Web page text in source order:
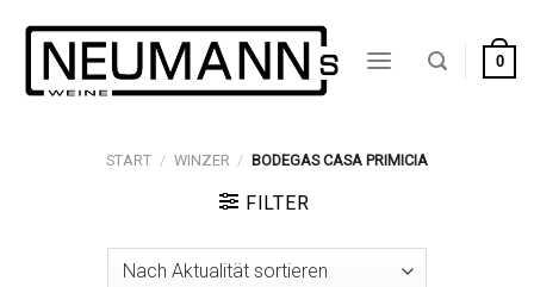
Inhalt
springen
0
START / WINZER / BODEGAS CASA PRIMICIA
FILTER